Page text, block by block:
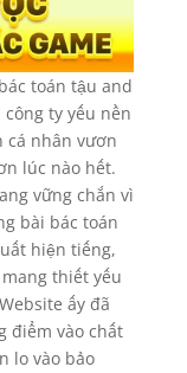
toán tậu and
ty yếu nền
cá nhân vươn
lúc nào hết.
vững chắn vì
bài bác toán
hiện tiếng,
thiết yếu
ấy đã
điểm vào chất
lo vào bảo